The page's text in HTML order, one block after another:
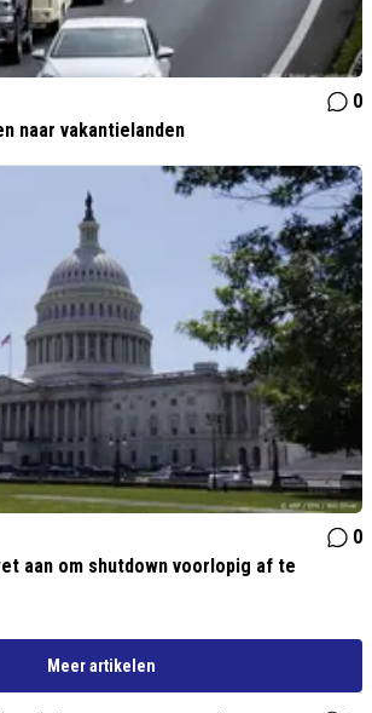
0
naar vakantielanden
0
aan om shutdown voorlopig af te
Meer artikelen